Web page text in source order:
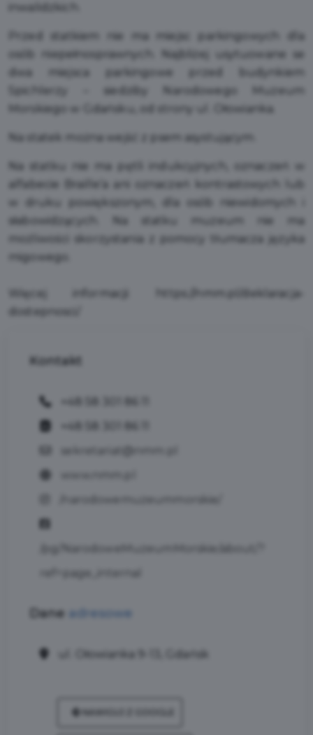
inwalidzkich.
Przed statkiem nie ma miejsc parkingowych dla
osób niepełnosprawnych. Najbliżej usytuowane se
dwa miejsca parkingowe przed budynkiem
Spichlerzy – siedziby Narodowego Muzeum
Morskiego w Gdańsku, od strony ul. Ołowianka.
Na statek można wejść z psem asystującym.
Na statku nie ma pętli indukcyjnych, oznaczeń w
alfabecie Braille’a ani oznaczeń kontrastowych lub
w druku powiększonym, dla osób niewidomych i
słabowidzących. Na statku muzeum nie ma
możliwości skorzystania z pomocy tłumacza języka
migowego.
Więcej informacji:
https://nmm.pl/deklaracja-
Kontakt
Dane adresowe
ul. Ołowianka 9-13, Gdańsk